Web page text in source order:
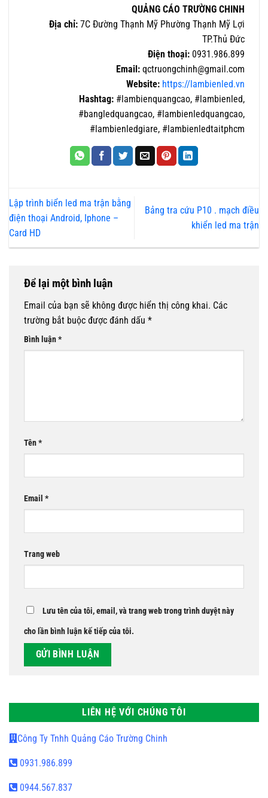
QUẢNG CÁO TRƯỜNG CHINH
Địa chỉ: 7C Đường Thạnh Mỹ Phường Thạnh Mỹ Lợi
TP.Thủ Đức
Điện thoại: 0931.986.899
Email: qctruongchinh@gmail.com
Website: https://lambienled.vn
Hashtag: #lambienquangcao, #lambienled,
#bangledquangcao, #lambienledquangcao,
#lambienledgiare, #lambienledtaitphcm
Lập trình biển led ma trận bằng
điện thoại Android, Iphone –
Card HD
Bảng tra cứu P10 . mạch điều
khiển led ma trận
Để lại một bình luận
Email của bạn sẽ không được hiển thị công khai. Các
trường bắt buộc được đánh dấu *
Bình luận*
Tên*
Email *
Trang web
Lưu tên của tôi, email, và trang web trong trình duyệt này
cho lần bình luận kế tiếp của tôi.
LIÊN HỆ VỚI CHÚNG TÔI
Công Ty Tnhh Quảng Cáo Trường Chinh
0931.986.899
0944.567.837